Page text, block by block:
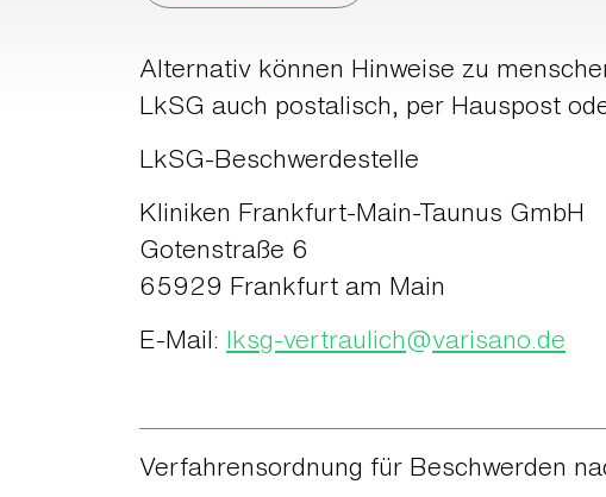
Alternativ können Hinweise zu
LkSG auch postalisch, per Hauspost
LkSG-Beschwerdestelle
Kliniken Frankfurt-Main-Taunus GmbH
Gotenstraße 6
65929 Frankfurt am Main
E-Mail: lksg-vertraulich@varisano.de
Verfahrensordnung für Beschwerden